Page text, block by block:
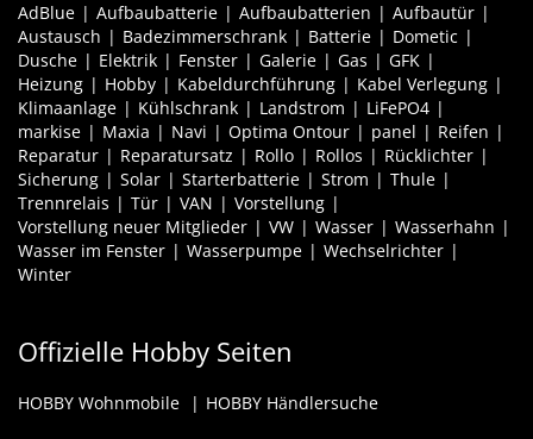
AdBlue Aufbaubatterie Aufbaubatterien
Aufbautür
Austausch
Badezimmerschrank Batterie
Dometic
Dusche
Elektrik Fenster Galerie Gas
GFK
Heizung
Hobby Kabeldurchführung
Kabel Verlegung
Klimaanlage
Kühlschrank Landstrom
LiFePO4
markise
Maxia Navi Optima Ontour panel
Reifen
Reparatur
Reparatursatz Rollo Rollos
Rücklichter
Sicherung
Solar Starterbatterie Strom
Thule
Trennrelais
Tür VAN
Vorstellung
Vorstellung neuer Mitglieder
VW Wasser
Wasserhahn
Wasser im Fenster
Wasserpumpe
Wechselrichter
Winter
Offizielle Hobby Seiten
HOBBY Wohnmobile HOBBY Händlersuche